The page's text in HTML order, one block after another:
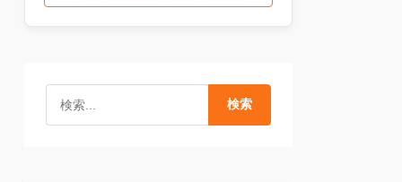
検索